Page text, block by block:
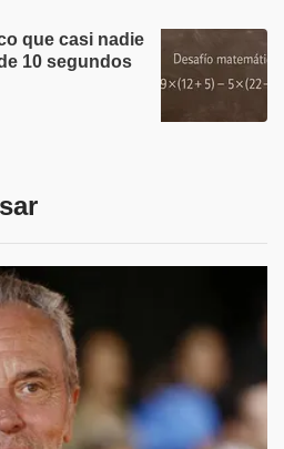
que casi nadie
10 segundos